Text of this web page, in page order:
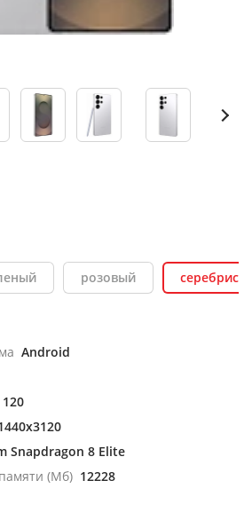
розовый
Android
120
Snapdragon 8 Elite
(Мб) 12228